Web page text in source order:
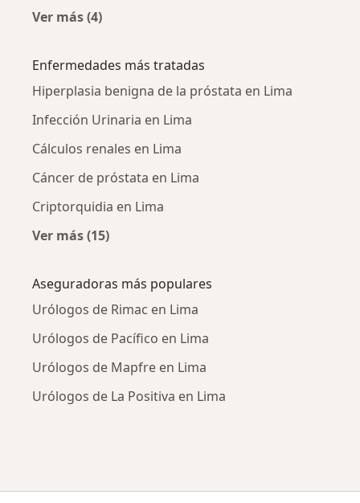
Ver más (4)
Enfermedades más tratadas
Hiperplasia benigna de la próstata en Lima
Infección Urinaria en Lima
Cálculos renales en Lima
Cáncer de próstata en Lima
Criptorquidia en Lima
Ver más (15)
Aseguradoras más populares
Urólogos de Rimac en Lima
Urólogos de Pacífico en Lima
Urólogos de Mapfre en Lima
Urólogos de La Positiva en Lima